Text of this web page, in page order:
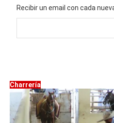
Recibir un email con cada
Charrería